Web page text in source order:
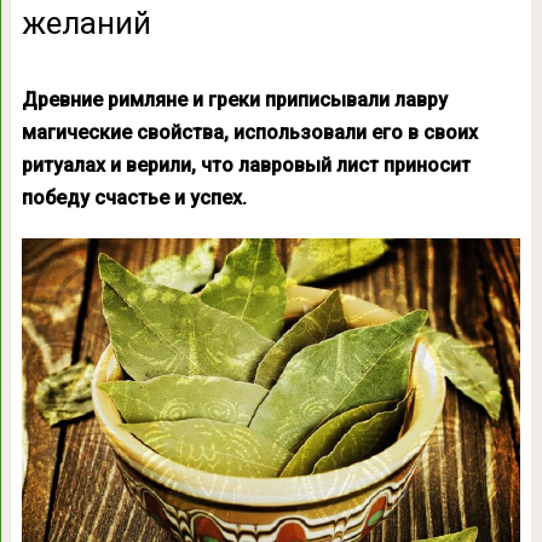
желаний
Древние римляне и греки приписывали лавру
магические свойства, использовали его в своих
ритуалах и верили, что лавровый лист приносит
победу счастье и успех.